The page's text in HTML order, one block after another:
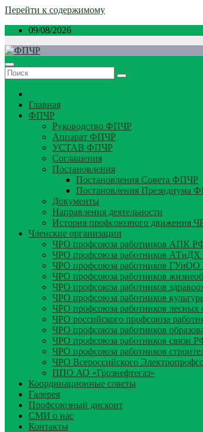
Перейти к содержимому
09/08/2026
Главная
ФПЧР
Руководство ФПЧР
Аппарат ФПЧР
УСТАВ ФПЧР
Соглашения
Постановления
Постановления Совета ФПЧР
Постановления Президиума
Документы
Направления деятельности
История профсоюзного движения
Членские организации
ЧРО профсоюза работников АПК
ЧРО профсоюза работников
ЧРО профсоюза работников
ЧРО профсоюза работников
ЧРО профсоюза работников
ЧРО профсоюза работников
ЧРО профсоюза работников лесных
ЧРО российского профсоюза
ЧРО профсоюза работников
ЧРО профсоюза работников связи
ЧРО профсоюза работников
ЧРО Всероссийского
ППО АО «Грознефтегаз»
Координационные советы
Галерея
Профсоюзный дисконт
СМИ о нас
Контакты